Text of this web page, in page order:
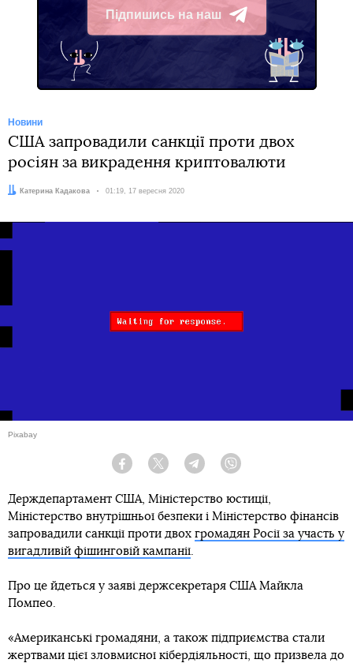
Підпишись на наш
Telegram
Новини
США запровадили санкції проти двох
росіян за викрадення криптовалюти
Автор:Катерина Кадакова Дата:
01:19, 17 вересня 2020
Pixabay
Facebook Twitter Telegram
Держдепартамент США, Міністерство юстиції,
Міністерство внутрішньої безпеки і Міністерство фінансів
запровадили санкції проти двох громадян Росії за участь у
вигадливій фішинговій кампанії.
Про це йдеться у заяві держсекретаря США Майкла
Помпео.
«Американські громадяни, а також підприємства стали
жертвами цієї зловмисної кібердіяльності, що призвела до